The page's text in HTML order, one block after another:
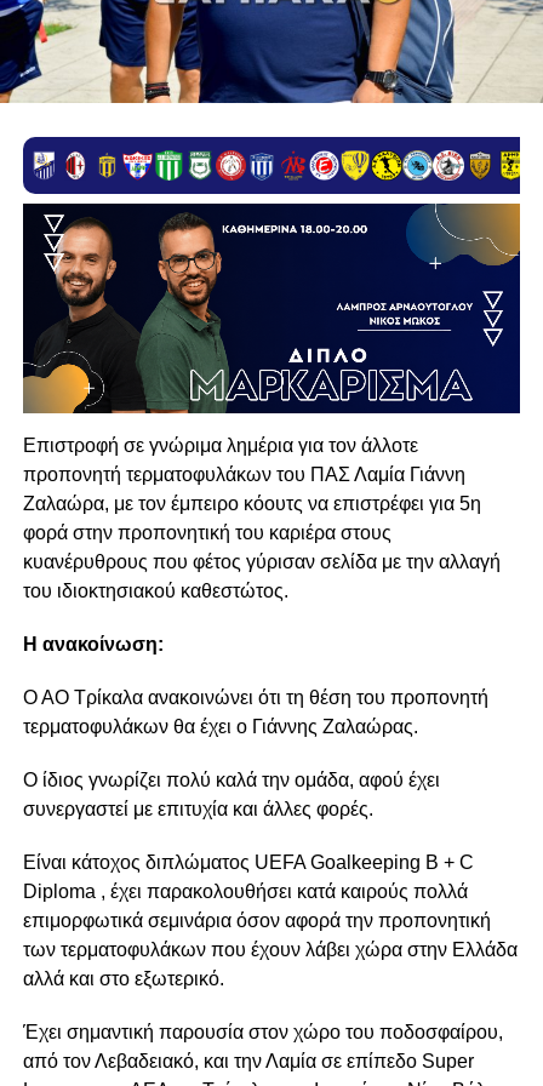
Επιστροφή σε γνώριμα λημέρια για τον άλλοτε
προπονητή τερματοφυλάκων του ΠΑΣ Λαμία Γιάννη
Ζαλαώρα, με τον έμπειρο κόουτς να επιστρέφει για 5η
φορά στην προπονητική του καριέρα στους
κυανέρυθρους που φέτος γύρισαν σελίδα με την αλλαγή
του ιδιοκτησιακού καθεστώτος.
Η ανακοίνωση:
Ο ΑΟ Τρίκαλα ανακοινώνει ότι τη θέση του προπονητή
τερματοφυλάκων θα έχει ο Γιάννης Ζαλαώρας.
Ο ίδιος γνωρίζει πολύ καλά την ομάδα, αφού έχει
συνεργαστεί με επιτυχία και άλλες φορές.
Είναι κάτοχος διπλώματος UEFA Goalkeeping Β + C
Diploma , έχει παρακολουθήσει κατά καιρούς πολλά
επιμορφωτικά σεμινάρια όσον αφορά την προπονητική
των τερματοφυλάκων που έχουν λάβει χώρα στην Ελλάδα
αλλά και στο εξωτερικό.
Έχει σημαντική παρουσία στον χώρο του ποδοσφαίρου,
από τον Λεβαδειακό, και την Λαμία σε επίπεδο Super